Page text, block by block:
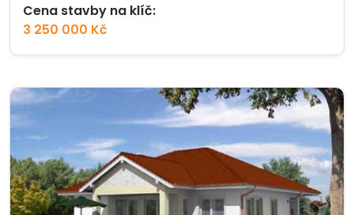
Cena stavby na klíč:
3 250 000 Kč